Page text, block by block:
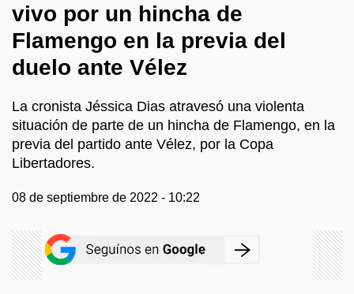
vivo por un hincha de
Flamengo en la previa del
duelo ante Vélez
La cronista Jéssica Dias atravesó una violenta
situación de parte de un hincha de Flamengo, en la
previa del partido ante Vélez, por la Copa
Libertadores.
08 de septiembre de 2022 - 10:22